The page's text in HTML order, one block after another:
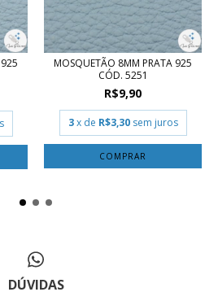
MOSQUETÃO 8MM PRATA 925
CÓD. 5251
R$9,90
3 x de R$3,30 sem juros
COMPRAR
DÚVIDAS